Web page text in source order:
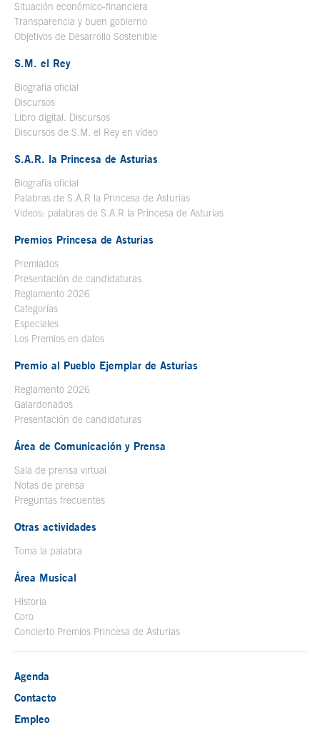
Situación económico-financiera
Transparencia y buen gobierno
Objetivos de Desarrollo Sostenible
S.M. el Rey
Biografía oficial
Discursos
Libro digital. Discursos
Discursos de S.M. el Rey en vídeo
S.A.R. la Princesa de Asturias
Biografía oficial
Palabras de S.A.R la Princesa de Asturias
Videos: palabras de S.A.R la Princesa de Asturias
Premios Princesa de Asturias
Premiados
Presentación de candidaturas
Reglamento 2026
Categorías
Especiales
Los Premios en datos
Premio al Pueblo Ejemplar de Asturias
Reglamento 2026
Galardonados
Presentación de candidaturas
Área de Comunicación y Prensa
Sala de prensa virtual
Notas de prensa
Preguntas frecuentes
Otras actividades
Toma la palabra
Área Musical
Historia
Coro
Concierto Premios Princesa de Asturias
Agenda
Contacto
Empleo